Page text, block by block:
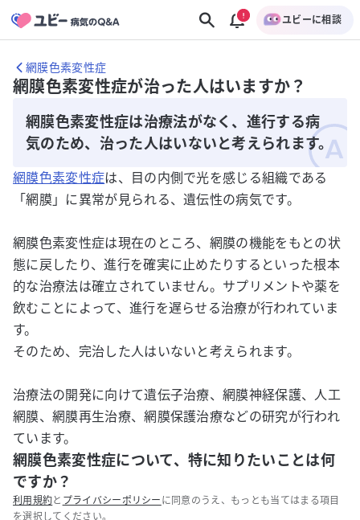
ユビーに相談
網膜色素変性症
網膜色素変性症が治った人はいますか？
網膜色素変性症は治療法がなく、進行する病
気のため、治った人はいないと考えられます。
網膜色素変性症は、目の内側で光を感じる組織である
「網膜」に異常が見られる、遺伝性の病気です。
網膜色素変性症は現在のところ、網膜の機能をもとの状
態に戻したり、進行を確実に止めたりするといった根本
的な治療法は確立されていません。サプリメントや薬を
飲むことによって、進行を遅らせる治療が行われていま
す。
そのため、完治した人はいないと考えられます。
治療法の開発に向けて遺伝子治療、網膜神経保護、人工
網膜、網膜再生治療、網膜保護治療などの研究が行われ
ています。
網膜色素変性症について、特に知りたいことは何
ですか？
利用規約と プライバシーポリシー に同意のうえ、もっとも当てはまる項目
を選択してください。